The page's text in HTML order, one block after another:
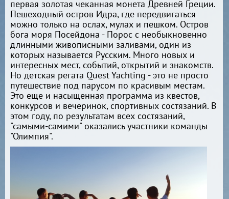
первая золотая чеканная монета Древней Греции.
Пешеходный остров Идра, где передвигаться
можно только на ослах, мулах и пешком. Остров
бога моря Посейдона - Порос с необыкновенно
длинными живописными заливами, один из
которых называется Русским. Много новых и
интересных мест, событий, открытий и знакомств.
Но детская регата Quest Yachting - это не просто
путешествие под парусом по красивым местам.
Это еще и насыщенная программа из квестов,
конкурсов и вечеринок, спортивных состязаний. В
этом году, по результатам всех состязаний,
"самыми-самими" оказались участники команды
"Олимпия".